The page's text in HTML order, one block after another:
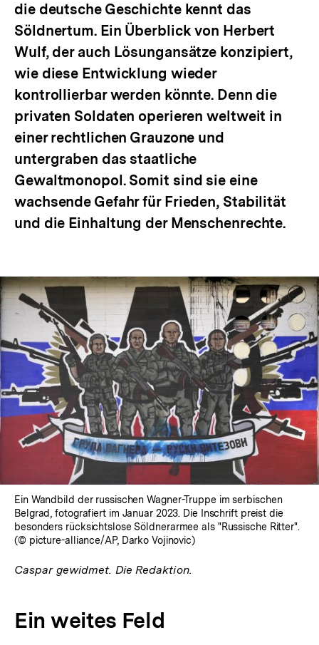
die deutsche Geschichte kennt das
Söldnertum. Ein Überblick von Herbert
Wulf, der auch Lösungansätze konzipiert,
wie diese Entwicklung wieder
kontrollierbar werden könnte. Denn die
privaten Soldaten operieren weltweit in
einer rechtlichen Grauzone und
untergraben das staatliche
Gewaltmonopol. Somit sind sie eine
wachsende Gefahr für Frieden, Stabilität
und die Einhaltung der Menschenrechte.
Ein Wandbild der russischen Wagner-Truppe im serbischen
Belgrad, fotografiert im Januar 2023. Die Inschrift preist die
besonders rücksichtslose Söldnerarmee als "Russische Ritter".
(© picture-alliance/AP, Darko Vojinovic)
Caspar gewidmet. Die Redaktion.
Ein weites Feld